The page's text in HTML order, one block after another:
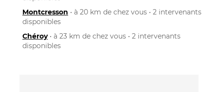
Montcresson • à 20 km de chez vous • 2 intervenants
disponibles
Chéroy• à 23 km de chez vous • 2 intervenants
disponibles